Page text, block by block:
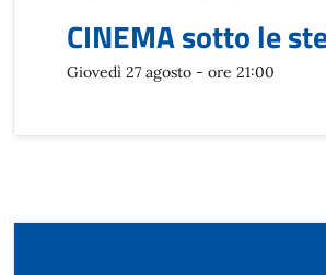
CINEMA sotto le
Giovedì 27 agosto - ore 21:00